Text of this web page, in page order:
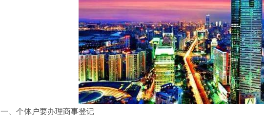
一、个体户要办理商事登记